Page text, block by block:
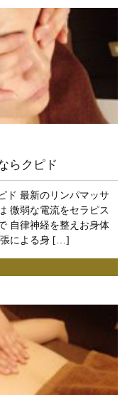
らクピド
ド 最新のリンパマッサ
微弱な電流をセラピス
自律神経を整えお身体
張による身 […]